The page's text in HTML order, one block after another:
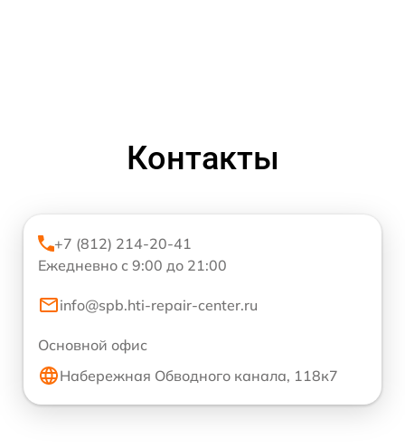
Контакты
+7 (812) 214-20-41
Ежедневно с 9:00 до 21:00
info@spb.hti-repair-center.ru
Основной офис
Набережная Обводного канала, 118к7